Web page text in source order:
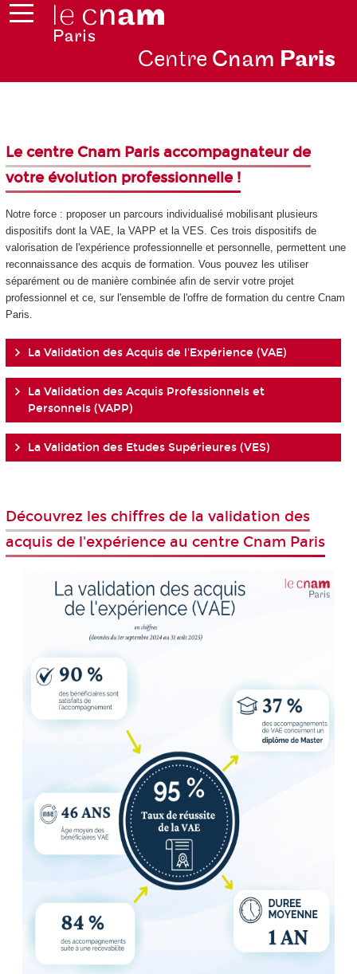
Centre Cnam Paris
Le centre Cnam Paris accompagnateur de
votre évolution professionnelle !
Notre force : proposer un parcours individualisé mobilisant plusieurs
dispositifs dont la VAE, la VAPP et la VES. Ces trois dispositifs de
valorisation de l'expérience professionnelle et personnelle, permettent une
reconnaissance des acquis de formation. Vous pouvez les utiliser
séparément ou de manière combinée afin de servir votre projet
professionnel et ce, sur l'ensemble de l'offre de formation du centre Cnam
Paris.
La Validation des Acquis de l'Expérience (VAE)
La Validation des Acquis Professionnels et
Personnels (VAPP)
La Validation des Etudes Supérieures (VES)
Découvrez les chiffres de la validation des
acquis de l'expérience au centre Cnam Paris